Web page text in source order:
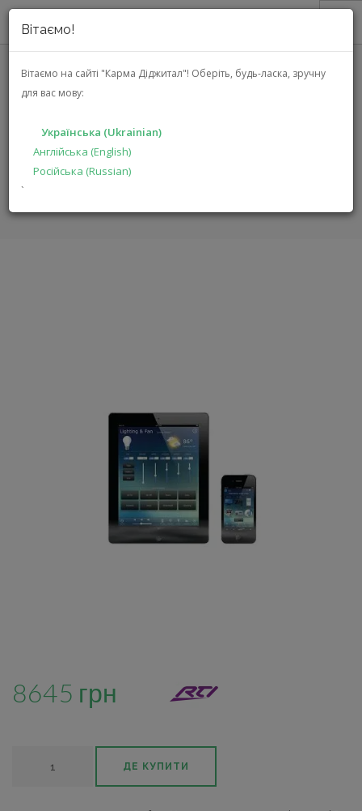
Вітаємо!
Вітаємо на сайті "Карма Діджитал"! Оберіть, будь-ласка, зручну
для вас мову:
Українська (Ukrainian)
Англійська (English)
Російська (Russian)
`
ПРО НАС
АКЦІЇ
РІШЕННЯ
ВИРОБНИКАМ
ГОЛОВНА КАТАЛОГ
RTIPANEL SINGLE
8645 грн
ДЕ КУПИТИ